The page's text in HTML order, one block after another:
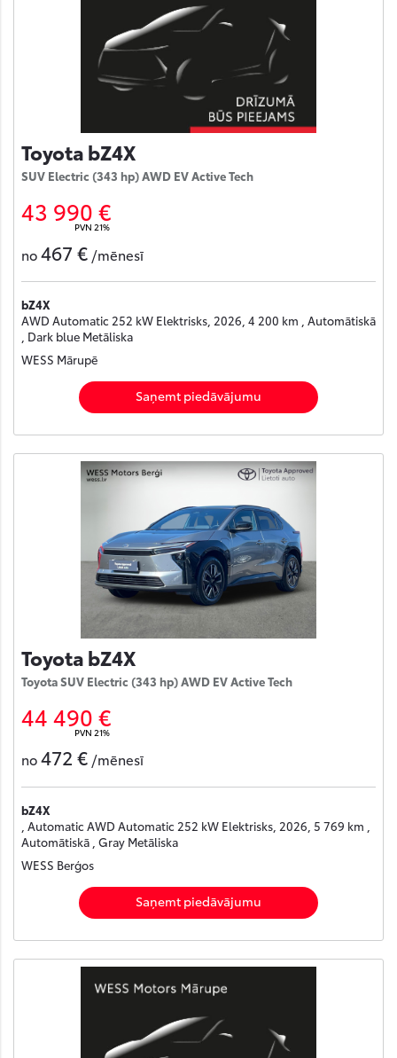
Toyota bZ4X
SUV Electric (343 hp) AWD EV Active Tech
43 990 €
PVN 21%
no467 € /mēnesī
bZ4X
AWD Automatic 252 kW Elektrisks, 2026, 4 200 km , Automātiskā
, Dark blue Metāliska
WESS Mārupē
Saņemt piedāvājumu
Toyota bZ4X
Toyota SUV Electric (343 hp) AWD EV Active Tech
44 490 €
PVN 21%
no472 € /mēnesī
bZ4X
, Automatic AWD Automatic 252 kW Elektrisks, 2026, 5 769 km ,
Automātiskā , Gray Metāliska
WESS Berģos
Saņemt piedāvājumu